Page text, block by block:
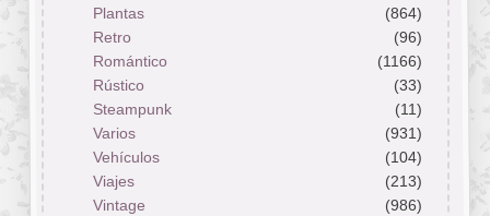
Plantas
(864)
Retro
(96)
Romántico
(1166)
Rústico
(33)
Steampunk
(11)
Varios
(931)
Vehículos
(104)
Viajes
(213)
Vintage
(986)